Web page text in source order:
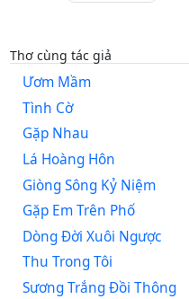
Thơ cùng tác giả
Ươm Mầm
Tình Cờ
Gặp Nhau
Lá Hoàng Hôn
Giòng Sông Kỷ Niệm
Gặp Em Trên Phố
Dòng Đời Xuôi Ngược
Thu Trong Tôi
Sương Trắng Đồi Thông